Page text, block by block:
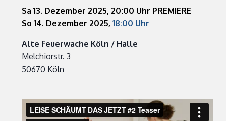
Sa 13. Dezember 2025, 20:00 Uhr PREMIERE
So 14. Dezember 2025, 18:00 Uhr
Alte Feuerwache Köln / Halle
Melchiorstr. 3
50670 Köln